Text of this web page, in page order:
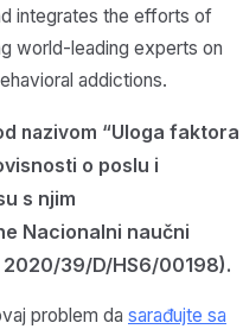
integrates the efforts of
world-leading experts on
addictions.
nazivom “Uloga faktora
o poslu i
s njim
Nacionalni naučni
2020/39/D/HS6/00198).
problem da sarađujte sa